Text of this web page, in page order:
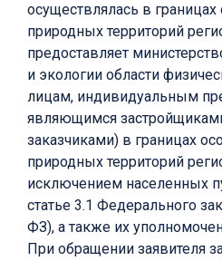
осуществлялась в
природных территорий
предоставляет
и экологии области
лицам, индивидуальным
являющимся
заказчиками) в границах
природных территорий
исключением населенных
статье 3.1 Федерального
ФЗ), а также их
При обращении заявителя